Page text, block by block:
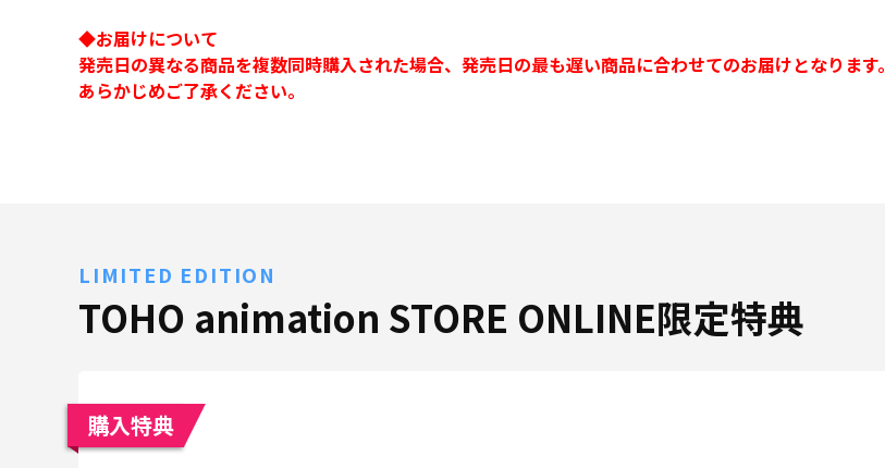
◆お届けについて
発売日の異なる商品を複数同時購入された場合、発売日の最も遅い商品に合わせてのお届けとなります。
あらかじめご了承ください。
LIMITED EDITION
TOHO animation STORE ONLINE限定特典
購入特典